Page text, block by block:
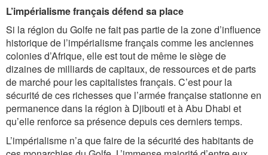
L’impérialisme français défend sa place
Si la région du Golfe ne fait pas partie de la zone d’influence
historique de l’impérialisme français comme les anciennes
colonies d’Afrique, elle est tout de même le siège de
dizaines de milliards de capitaux, de ressources et de parts
de marché pour les capitalistes français. C’est pour la
sécurité de ces richesses que l’armée française stationne en
permanence dans la région à Djibouti et à Abu Dhabi et
qu’elle renforce sa présence depuis ces derniers temps.
L’impérialisme n’a que faire de la sécurité des habitants de